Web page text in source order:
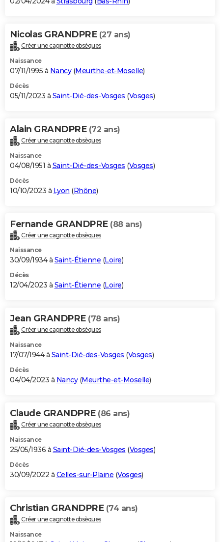
Nicolas GRANDPRE (27 ans)
Créer une cagnotte obsèques
Naissance
07/11/1995 à Nancy(Meurthe-et-Moselle)
Décès
05/11/2023 à Saint-Dié-des-Vosges (Vosges)
Alain GRANDPRE (72 ans)
Créer une cagnotte obsèques
Naissance
04/08/1951 à Saint-Dié-des-Vosges (Vosges)
Décès
10/10/2023 à Lyon (Rhône)
Fernande GRANDPRE (88 ans)
Créer une cagnotte obsèques
Naissance
30/09/1934 à Saint-Étienne (Loire)
Décès
12/04/2023 à Saint-Étienne (Loire)
Jean GRANDPRE (78 ans)
Créer une cagnotte obsèques
Naissance
17/07/1944 à Saint-Dié-des-Vosges (Vosges)
Décès
04/04/2023 à Nancy(Meurthe-et-Moselle)
Claude GRANDPRE (86 ans)
Créer une cagnotte obsèques
Naissance
25/05/1936 à Saint-Dié-des-Vosges (Vosges)
Décès
30/09/2022 à Celles-sur-Plaine (Vosges)
Christian GRANDPRE (74 ans)
Créer une cagnotte obsèques
Naissance